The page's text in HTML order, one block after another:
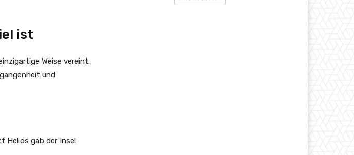
ist
Weise vereint.
und
Helios gab der Insel